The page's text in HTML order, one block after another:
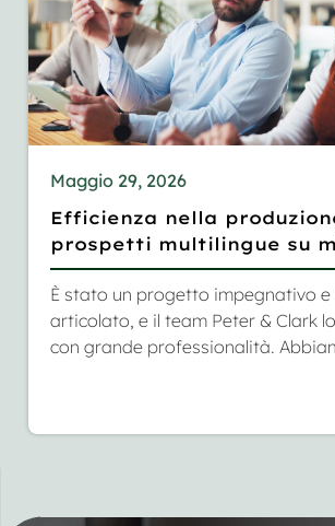
Maggio 29, 2026
Efficienza nella
prospetti multilingue su
È stato un progetto impegnativo e
articolato, e il team Peter & Clark
con grande professionalità.